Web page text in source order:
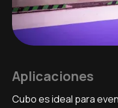
Aplicaciones
Cubo es ideal para